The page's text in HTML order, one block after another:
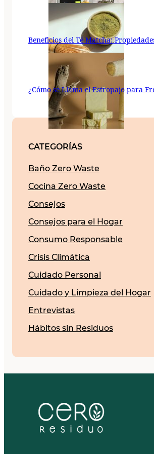
Beneficios del Té Matcha:
¿Cómo se Llama el Estropajo para
CATEGORÍAS
Baño Zero Waste
Cocina Zero Waste
Consejos
Consejos para el Hogar
Consumo Responsable
Crisis Climática
Cuidado Personal
Cuidado y Limpieza del Hogar
Entrevistas
Hábitos sin Residuos